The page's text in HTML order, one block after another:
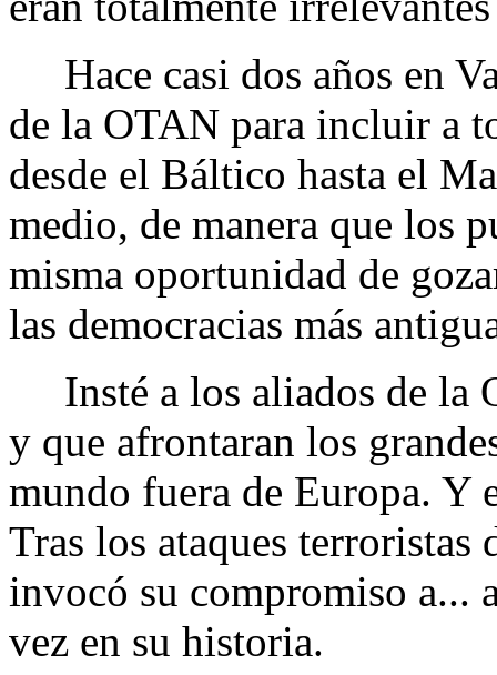
Hace casi dos años en
de la OTAN para incluir a
desde el Báltico hasta el
medio, de manera que los
misma oportunidad de
las democracias más
Insté a los aliados de la
y que afrontaran los
mundo fuera de Europa. Y
Tras los ataques
invocó su compromiso a...
vez en su historia.